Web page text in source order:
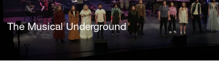
The Musical Underground